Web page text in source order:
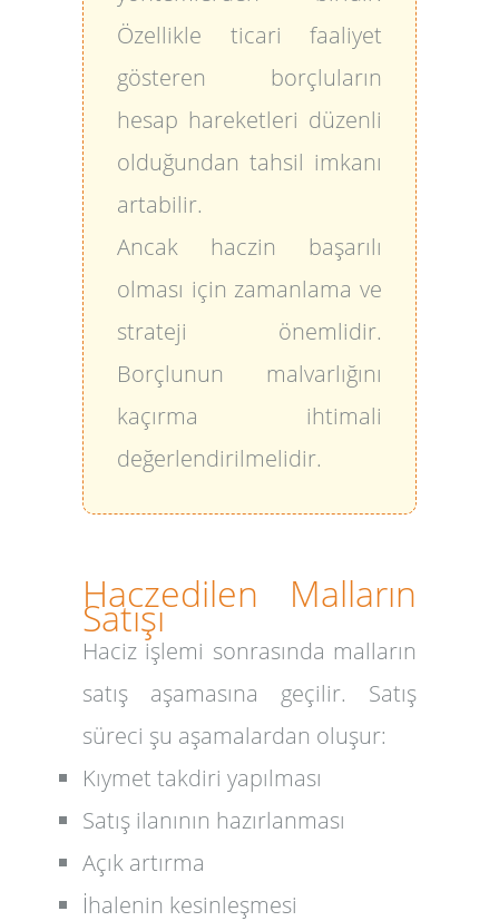
Özellikle ticari faaliyet
gösteren borçluların
hesap hareketleri düzenli
olduğundan tahsil imkanı
artabilir.
Ancak haczin başarılı
olması için zamanlama ve
strateji önemlidir.
Borçlunun malvarlığını
kaçırma ihtimali
değerlendirilmelidir.
Haczedilen Malların
Satışı
Haciz işlemi sonrasında malların
satış aşamasına geçilir. Satış
süreci şu aşamalardan oluşur:
Kıymet takdiri yapılması
Satış ilanının hazırlanması
Açık artırma
İhalenin kesinleşmesi